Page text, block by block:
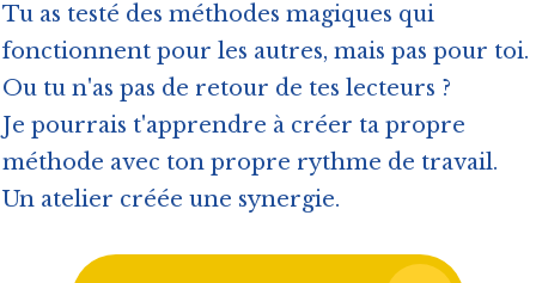
Tu as testé des méthodes magiques qui
fonctionnent pour les autres, mais pas pour toi.
Ou tu n'as pas de retour de tes lecteurs ?
Je pourrais t'apprendre à créer ta propre
méthode avec ton propre rythme de travail.
Un atelier créée une synergie.